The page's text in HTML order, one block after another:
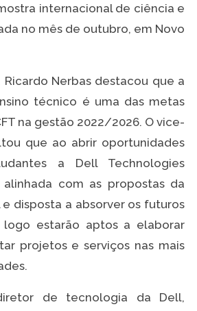
internacional de ciência e
no mês de outubro, em Novo
Nerbas destacou que a
técnico é uma das metas
na gestão 2022/2026. O vice-
que ao abrir oportunidades
a Dell Technologies
com as propostas da
disposta a absorver os futuros
logo estarão aptos a elaborar
projetos e serviços nas mais
de tecnologia da Dell,